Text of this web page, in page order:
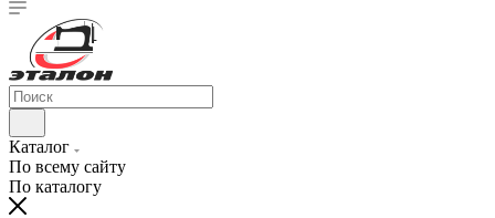
Каталог
По всему сайту
По каталогу